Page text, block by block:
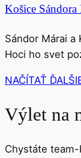
Košice Sándora
Sándor Márai a
Hoci ho svet
NAČÍTAŤ
Výlet na
Chystáte